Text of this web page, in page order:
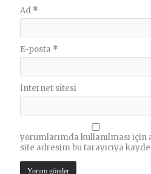
Ad *
E-posta *
İnternet sitesi
yorumlarımda kullanılması için
site adresim bu tarayıcıya